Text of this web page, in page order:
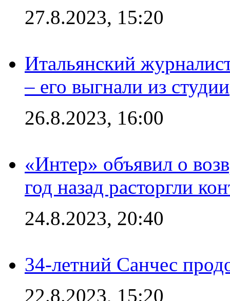
27.8.2023, 15:20
Итальянский
– его выгнали из студии
26.8.2023, 16:00
«Интер» объявил о
год назад расторгли
24.8.2023, 20:40
34-летний Санчес
22.8.2023, 15:20